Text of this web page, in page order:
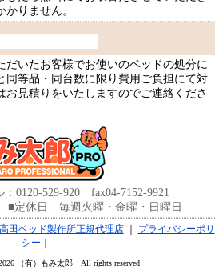
りません。
だいたお客様でお使いのベッドの処分に
同等品・同台数に限り費用ご負担にて対
お見積りをいたしますのでご連絡くださ
0120-529-920 fax04-7152-9921
■定休日 毎週火曜・金曜・日曜日
高田ベッド製作所正規代理店｜
プライバシーポリ
シー
（有）もみ太郎 All rights reserved